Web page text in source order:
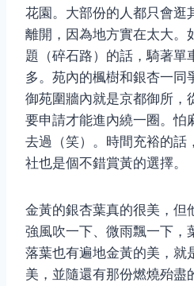
花園。大部份的人都只會逛
離開，因為地方實在太大。
題（碎石路）的話，騎著單
多。苑內的楓樹和銀杏一同
御苑圍牆內就是京都御所，
要申請才能進內繞一圈。怕
去過（笑）。時間充裕的話
社也是個不錯賞黃的選擇。
金黃的銀杏葉真的很美，但
強風吹一下、微雨飄一下，
落葉也有遍地金黃的美，就
美，並隨還有那份燃燒殆盡